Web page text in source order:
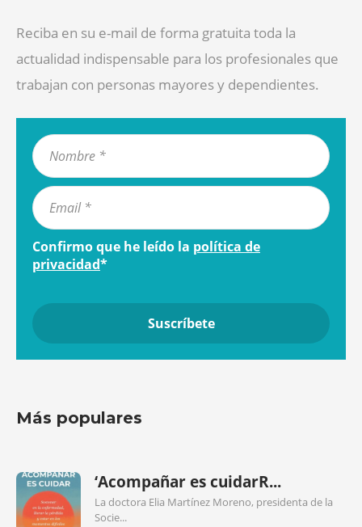
Reciba en su e-mail de forma gratuita toda la
actualidad indispensable para los profesionales que
trabajan con personas mayores y dependientes.
Confirmo que he leído la política de
privacidad*
Más populares
‘Acompañar es cuidarR...
La doctora Elia Martínez Moreno, presidenta de la
Socie...